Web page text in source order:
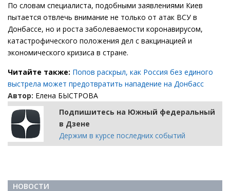
По словам специалиста, подобными заявлениями Киев
пытается отвлечь внимание не только от атак ВСУ в
Донбассе, но и роста заболеваемости коронавирусом,
катастрофического положения дел с вакцинацией и
экономического кризиса в стране.
Читайте также: Попов раскрыл, как Россия без единого
выстрела может предотвратить нападение на Донбасс
Автор: Елена БЫСТРОВА
Подпишитесь на Южный федеральный
в Дзене
Держим в курсе последних событий
НОВОСТИ